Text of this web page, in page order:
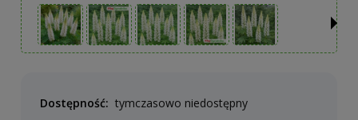
Dostępność: tymczasowo niedostępny